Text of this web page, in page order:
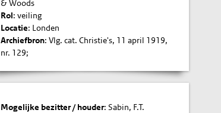
& Woods
Rol: veiling
Locatie: Londen
Archiefbron: Vlg. cat. Christie's, 11 april 1919,
nr. 129;
Mogelijke bezitter / houder: Sabin, F.T.